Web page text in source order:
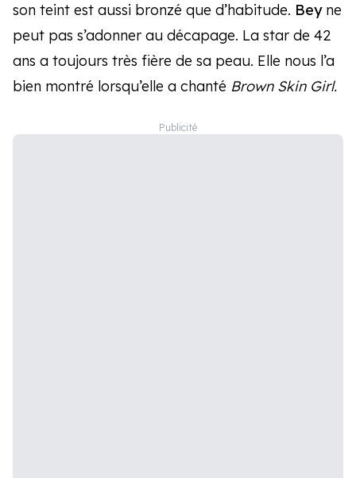
son teint est aussi bronzé que d’habitude. Beyne
peut pas s’adonner au décapage. La star de 42
ans a toujours très fière de sa peau. Elle nous l’a
bien montré lorsqu’elle a chanté Brown Skin Girl.